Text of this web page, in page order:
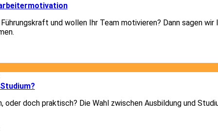
und wollen Ihr Team motivieren? Dann sagen wir
oder doch praktisch? Die Wahl zwischen Ausbildung und